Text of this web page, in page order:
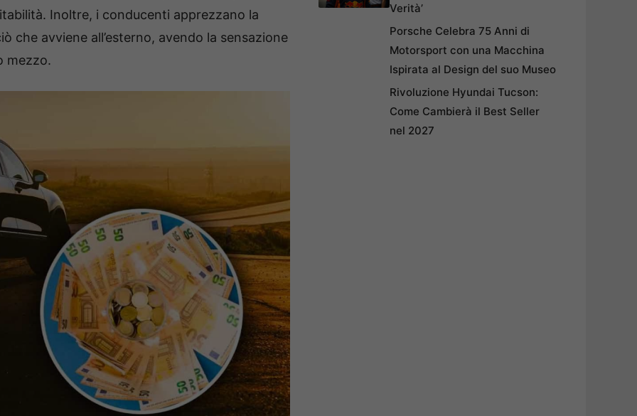
Inoltre, i conducenti apprezzano la
che avviene all’esterno, avendo la sensazione
mezzo.
Verità’
Porsche Celebra 75 Anni di
Motorsport con una Macchina
Ispirata al Design del suo Museo
Rivoluzione Hyundai Tucson:
Come Cambierà il Best Seller
nel 2027